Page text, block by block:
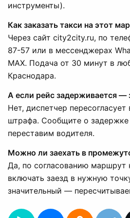
инструменты).
Как заказать такси на этот
Через сайт city2city.ru, по
87-57 или в мессенджерах
MAX. Подача от 30 минут в
Краснодара.
А если рейс задерживается —
Нет, диспетчер
штрафа. Сообщите о
переставим водителя.
Можно ли заехать в
Да, по согласованию
включать заезд в нужную
значительный —